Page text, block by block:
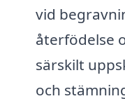
vid
återfödelse
särskilt
och